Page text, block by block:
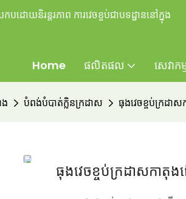
បដោយនិរន្តរភាព ការវេចខ្ចប់ជាបទដ្ឋាននៅក្នុង
Home ផលិតផល សេវាក
បំពង់បំបាត់ក្លិនក្រដាស ធុងវេចខ្ចប់ក្រដា
ធុងវេចខ្ចប់ក្រដាសកាតុ